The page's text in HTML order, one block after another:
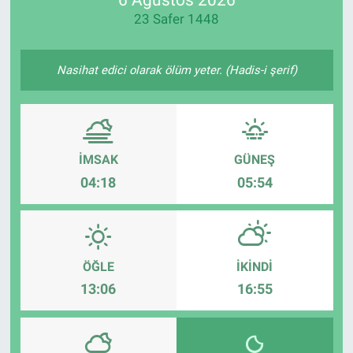
23 Safer 1448
Nasihat edici olarak ölüm yeter. (Hadis-i şerif)
İMSAK
04:18
GÜNEŞ
05:54
ÖĞLE
13:06
İKINDI
16:55
Resmi İlanlar
Sağlık
Son Dakika
Uşak Haberleri